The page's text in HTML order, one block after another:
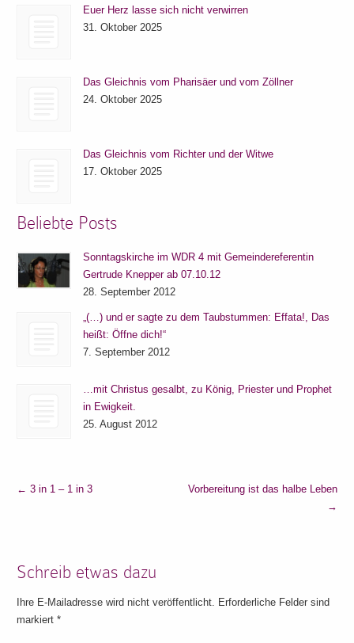
Euer Herz lasse sich nicht verwirren
31. Oktober 2025
Das Gleichnis vom Pharisäer und vom Zöllner
24. Oktober 2025
Das Gleichnis vom Richter und der Witwe
17. Oktober 2025
Beliebte Posts
Sonntagskirche im WDR 4 mit Gemeindereferentin
Gertrude Knepper ab 07.10.12
28. September 2012
„(…) und er sagte zu dem Taubstummen: Effata!, Das
heißt: Öffne dich!“
7. September 2012
…mit Christus gesalbt, zu König, Priester und Prophet
in Ewigkeit.
25. August 2012
← 3 in 1 – 1 in 3
Vorbereitung ist das halbe Leben
→
Schreib etwas dazu
Ihre E-Mailadresse wird nicht veröffentlicht. Erforderliche Felder sind
markiert*